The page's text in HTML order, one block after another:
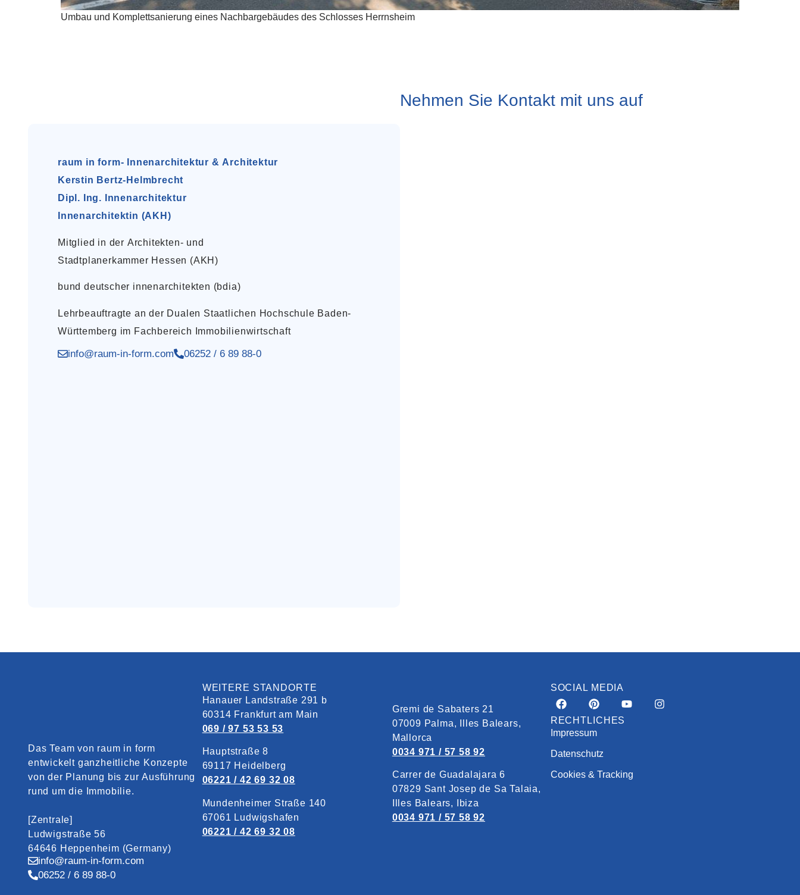
Umbau und Komplettsanierung eines Nachbargebäudes des Schlosses Herrnsheim
Nehmen Sie Kontakt mit uns auf
raum in form- Innenarchitektur & Architektur
Kerstin Bertz-Helmbrecht
Dipl. Ing. Innenarchitektur
Innenarchitektin (AKH)
Mitglied in der Architekten- und
Stadtplanerkammer Hessen (AKH)
bund deutscher innenarchitekten (bdia)
Lehrbeauftragte an der Dualen Staatlichen Hochschule Baden-
Württemberg im Fachbereich Immobilienwirtschaft
info@raum-in-form.com 06252 / 6 89 88-0
Das Team von raum in form
entwickelt ganzheitliche Konzepte
von der Planung bis zur Ausführung
rund um die Immobilie.
[Zentrale]
Ludwigstraße 56
64646 Heppenheim (Germany)
info@raum-in-form.com
06252 / 6 89 88-0
WEITERE STANDORTE
Hanauer Landstraße 291 b
60314 Frankfurt am Main
069 / 97 53 53 53
Hauptstraße 8
69117 Heidelberg
06221 / 42 69 32 08
Mundenheimer Straße 140
67061 Ludwigshafen
06221 / 42 69 32 08
Gremi de Sabaters 21
07009 Palma, Illes Balears,
Mallorca
0034 971 / 57 58 92
Carrer de Guadalajara 6
07829‎ Sant Josep de Sa Talaia,
Illes Balears, Ibiza
0034 971 / 57 58 92
SOCIAL MEDIA
RECHTLICHES
Impressum
Datenschutz
Cookies & Tracking